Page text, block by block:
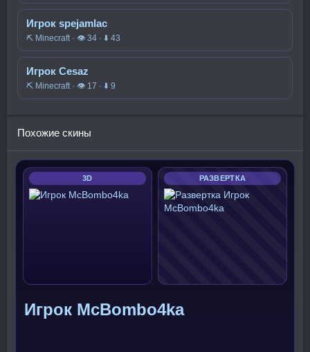
Игрок spejamlac
⛏️ Minecraft · 👁 34 · ⬇ 43
Игрок Cesaz
⛏️ Minecraft · 👁 17 · ⬇ 9
Похожие скины
3D РАЗВЕРТКА
Игрок McBombo4ka